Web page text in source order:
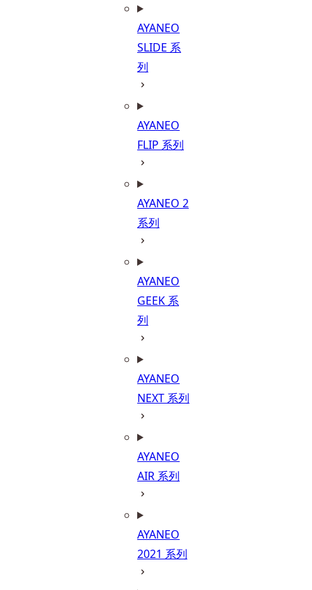
AYANEO
SLIDE 系
列
AYANEO
FLIP 系列
AYANEO 2
系列
AYANEO
GEEK 系
列
AYANEO
NEXT 系列
AYANEO
AIR 系列
AYANEO
2021 系列